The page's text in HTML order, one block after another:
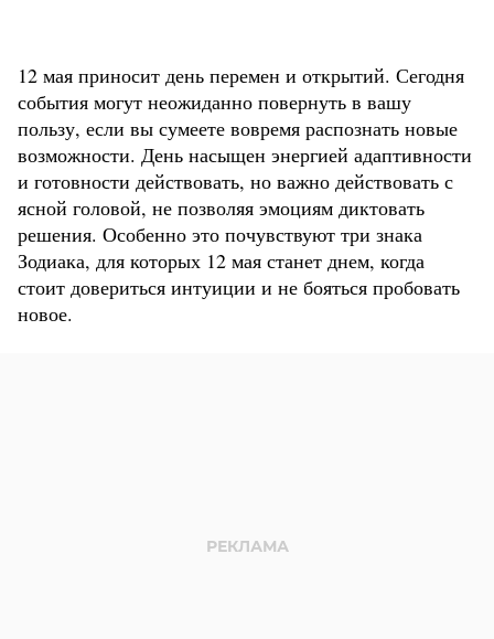
12 мая приносит день перемен и открытий. Сегодня
события могут неожиданно повернуть в вашу
пользу, если вы сумеете вовремя распознать новые
возможности. День насыщен энергией адаптивности
и готовности действовать, но важно действовать с
ясной головой, не позволяя эмоциям диктовать
решения. Особенно это почувствуют три знака
Зодиака, для которых 12 мая станет днем, когда
стоит довериться интуиции и не бояться пробовать
новое.